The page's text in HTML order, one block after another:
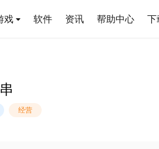
戏 软件 资讯 帮助中心 下
经营